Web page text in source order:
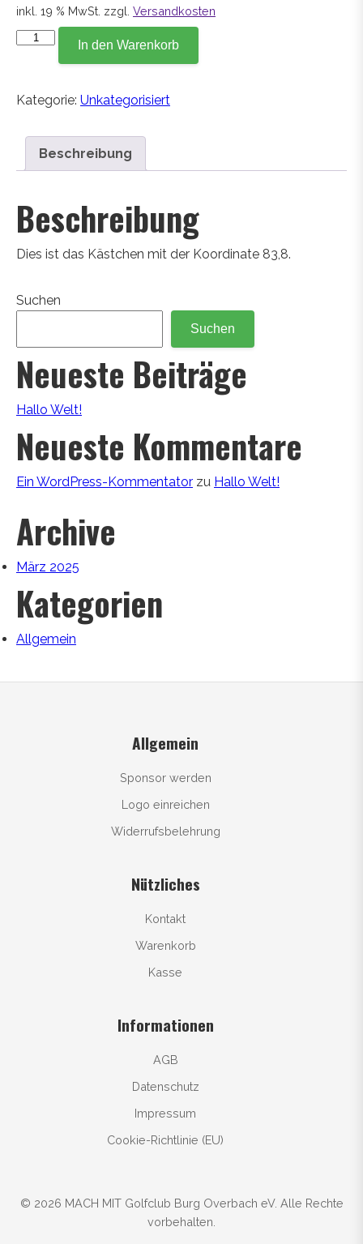
inkl. 19 % MwSt. zzgl. Versandkosten
Koordinate
In den Warenkorb
Kategorie: Unkategorisiert
Beschreibung
Beschreibung
Dies ist das Kästchen mit der Koordinate 83,8.
Suchen
Suchen
Neueste Beiträge
Hallo Welt!
Neueste Kommentare
Ein WordPress-Kommentator zu Hallo Welt!
Archive
März 2025
Kategorien
Allgemein
Allgemein
Sponsor werden
Logo einreichen
Widerrufsbelehrung
Nützliches
Kontakt
Warenkorb
Kasse
Informationen
AGB
Datenschutz
Impressum
Cookie-Richtlinie (EU)
© 2026 MACH MIT Golfclub Burg Overbach eV. Alle Rechte
vorbehalten.